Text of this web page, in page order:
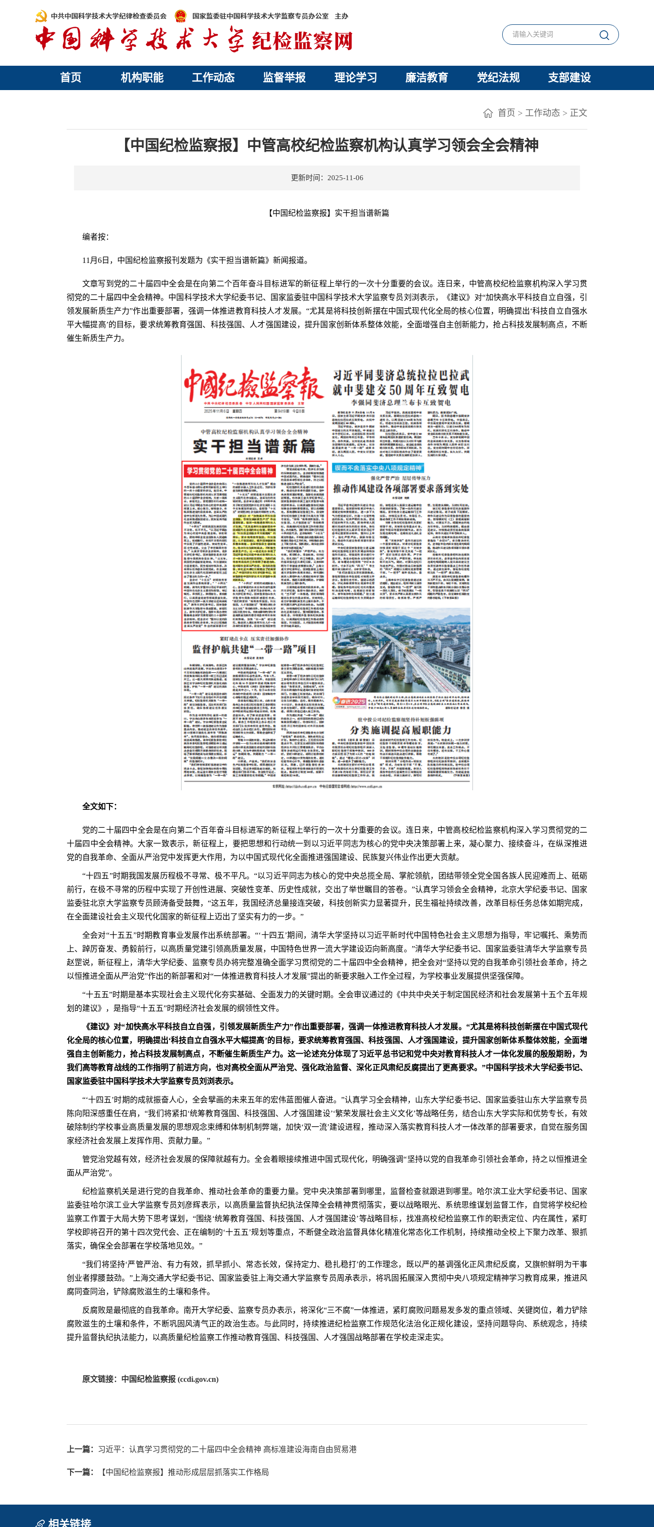
首页 机构职能 工作动态 监督举报 理论学习 廉洁教育 党纪法规 支部建设
首页 > 工作动态 > 正文
【中国纪检监察报】中管高校纪检监察机构认真学习领会全会精神
更新时间：2025-11-06
【中国纪检监察报】实干担当谱新篇
编者按：
11月6日，中国纪检监察报刊发题为 《实干担当谱新篇》新闻报道。
文章写到党的二十届四中全会是在向第二个百年奋斗目标进军的新征程上举行的一次十分重要的会议。连日来，中管高校纪检监察机构深入学习贯
彻党的二十届四中全会精神。中国科学技术大学纪委书记、国家监委驻中国科学技术大学监察专员刘浏表示，《建议》对“加快高水平科技自立自强，引
领发展新质生产力”作出重要部署，强调一体推进教育科技人才发展。“尤其是将科技创新摆在中国式现代化全局的核心位置，明确提出‘科技自立自强水
平大幅提高’的目标，要求统筹教育强国、科技强国、人才强国建设，提升国家创新体系整体效能，全面增强自主创新能力，抢占科技发展制高点，不断
催生新质生产力。
全文如下：
党的二十届四中全会是在向第二个百年奋斗目标进军的新征程上举行的一次十分重要的会议。连日来，中管高校纪检监察机构深入学习贯彻党的二
十届四中全会精神。大家一致表示，新征程上，要把思想和行动统一到以习近平同志为核心的党中央决策部署上来，凝心聚力、接续奋斗，在纵深推进
党的自我革命、全面从严治党中发挥更大作用，为以中国式现代化全面推进强国建设、民族复兴伟业作出更大贡献。
“十四五”时期我国发展历程极不寻常、极不平凡。“以习近平同志为核心的党中央总揽全局、掌舵领航，团结带领全党全国各族人民迎难而上、砥砺
前行，在极不寻常的历程中实现了开创性进展、突破性变革、历史性成就，交出了举世瞩目的答卷。”认真学习领会全会精神，北京大学纪委书记、国家
监委驻北京大学监察专员顾涛备受鼓舞，“这五年，我国经济总量接连突破，科技创新实力显著提升，民生福祉持续改善，改革目标任务总体如期完成，
在全面建设社会主义现代化国家的新征程上迈出了坚实有力的一步。”
全会对“十五五”时期教育事业发展作出系统部署。“‘十四五’期间，清华大学坚持以习近平新时代中国特色社会主义思想为指导，牢记嘱托、乘势而
上、踔厉奋发、勇毅前行，以高质量党建引领高质量发展，中国特色世界一流大学建设迈向新高度。”清华大学纪委书记、国家监委驻清华大学监察专员
赵罡说，新征程上，清华大学纪委、监察专员办将完整准确全面学习贯彻党的二十届四中全会精神，把全会对“坚持以党的自我革命引领社会革命，持之
以恒推进全面从严治党”作出的新部署和对“一体推进教育科技人才发展”提出的新要求融入工作全过程，为学校事业发展提供坚强保障。
“十五五”时期是基本实现社会主义现代化夯实基础、全面发力的关键时期。全会审议通过的《中共中央关于制定国民经济和社会发展第十五个五年规
划的建议》，是指导“十五五”时期经济社会发展的纲领性文件。
《建议》对“加快高水平科技自立自强，引领发展新质生产力”作出重要部署，强调一体推进教育科技人才发展。“尤其是将科技创新摆在中国式现代
化全局的核心位置，明确提出‘科技自立自强水平大幅提高’的目标，要求统筹教育强国、科技强国、人才强国建设，提升国家创新体系整体效能，全面增
强自主创新能力，抢占科技发展制高点，不断催生新质生产力。这一论述充分体现了习近平总书记和党中央对教育科技人才一体化发展的殷殷期盼，为
我们高等教育战线的工作指明了前进方向，也对高校全面从严治党、强化政治监督、深化正风肃纪反腐提出了更高要求。”中国科学技术大学纪委书记、
国家监委驻中国科学技术大学监察专员刘浏表示。
“‘十四五’时期的成就振奋人心，全会擘画的未来五年的宏伟蓝图催人奋进。”认真学习全会精神，山东大学纪委书记、国家监委驻山东大学监察专员
陈向阳深感重任在肩，“我们将紧扣‘统筹教育强国、科技强国、人才强国建设’‘繁荣发展社会主义文化’等战略任务，结合山东大学实际和优势专长，有效
破除制约学校事业高质量发展的思想观念束缚和体制机制弊端，加快‘双一流’建设进程，推动深入落实教育科技人才一体改革的部署要求，自觉在服务国
家经济社会发展上发挥作用、贡献力量。”
管党治党越有效，经济社会发展的保障就越有力。全会着眼接续推进中国式现代化，明确强调“坚持以党的自我革命引领社会革命，持之以恒推进全
面从严治党”。
纪检监察机关是进行党的自我革命、推动社会革命的重要力量。党中央决策部署到哪里，监督检查就跟进到哪里。哈尔滨工业大学纪委书记、国家
监委驻哈尔滨工业大学监察专员刘彦辉表示，以高质量监督执纪执法保障全会精神贯彻落实，要以战略眼光、系统思维谋划监督工作，自觉将学校纪检
监察工作置于大局大势下思考谋划，“围绕‘统筹教育强国、科技强国、人才强国建设’等战略目标，找准高校纪检监察工作的职责定位、内在属性，紧盯
学校即将召开的第十四次党代会、正在编制的‘十五五’规划等重点，不断健全政治监督具体化精准化常态化工作机制，持续推动全校上下聚力改革、狠抓
落实，确保全会部署在学校落地见效。”
“我们将坚持‘严管严治、有力有效，抓早抓小、常态长效，保持定力、稳扎稳打’的工作理念，既以严的基调强化正风肃纪反腐，又旗帜鲜明为干事
创业者撑腰鼓劲。”上海交通大学纪委书记、国家监委驻上海交通大学监察专员周承表示，将巩固拓展深入贯彻中央八项规定精神学习教育成果，推进风
腐同查同治，铲除腐败滋生的土壤和条件。
反腐败是最彻底的自我革命。南开大学纪委、监察专员办表示，将深化“三不腐”一体推进，紧盯腐败问题易发多发的重点领域、关键岗位，着力铲除
腐败滋生的土壤和条件，不断巩固风清气正的政治生态。与此同时，持续推进纪检监察工作规范化法治化正规化建设，坚持问题导向、系统观念，持续
提升监督执纪执法能力，以高质量纪检监察工作推动教育强国、科技强国、人才强国战略部署在学校走深走实。
原文链接：中国纪检监察报 (ccdi.gov.cn)
上一篇： 习近平：认真学习贯彻党的二十届四中全会精神 高标准建设海南自由贸易港
下一篇： 【中国纪检监察报】推动形成层层抓落实工作格局
相关链接